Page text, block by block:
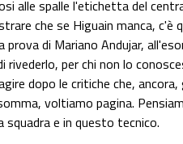
alle spalle l'etichetta del
che se Higuain manca, c'è
prova di Mariano Andujar,
rivederlo, per chi non lo
dopo le critiche che,
voltiamo pagina.
squadra e in questo tecnico.